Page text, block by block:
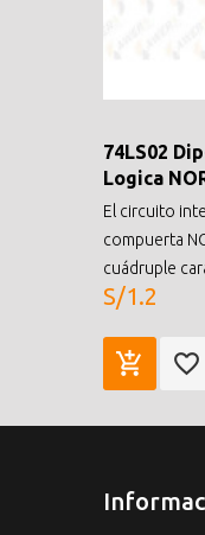
74LS02
Logica
El circuito
compuerta
cuádruple
S/1.2